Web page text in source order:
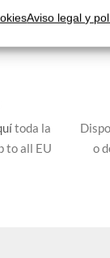
Aviso legal y
toda la
to all EU
o